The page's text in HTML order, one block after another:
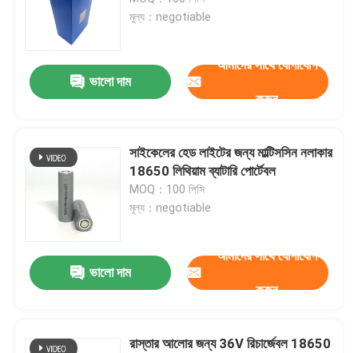
মূল্য：negotiable
ভালো দাম
আমাদের সাথে যোগাযোগ
করুন
সাইকেলের হেড লাইটের জন্য মাল্টিসসিন নলাকার
18650 লিথিয়াম ব্যাটারি পোর্টেবল
MOQ：100 পিসি
মূল্য：negotiable
ভালো দাম
আমাদের সাথে যোগাযোগ
করুন
রাস্তার আলোর জন্য 36V রিচার্জেবল 18650